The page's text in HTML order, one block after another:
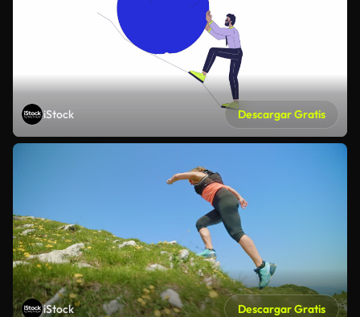
iStock Descargar Gratis
iStock Descargar Gratis